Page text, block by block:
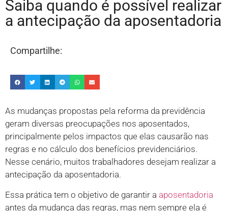
Saiba quando é possível realizar
a antecipação da aposentadoria
Compartilhe:
As mudanças propostas pela reforma da previdência
geram diversas preocupações nos aposentados,
principalmente pelos impactos que elas causarão nas
regras e no cálculo dos benefícios previdenciários.
Nesse cenário, muitos trabalhadores desejam realizar a
antecipação da aposentadoria.
Essa prática tem o objetivo de garantir a aposentadoria
antes da mudança das regras, mas nem sempre ela é